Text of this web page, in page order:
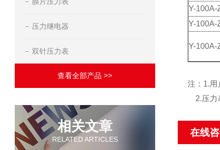
压力继电器
双针压力表
查看全部产品 >>
相关文章
RELATED ARTICLES
Y-100A-
Y-100A-
Y-100A-
注：1.用
2.压力
在线